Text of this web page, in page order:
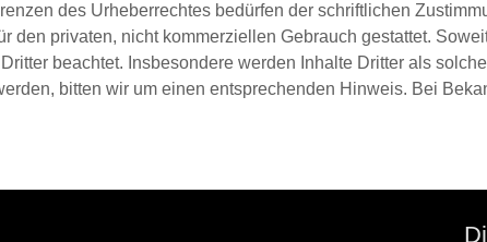
des Urheberrechtes bedürfen der schriftlichen
den privaten, nicht kommerziellen Gebrauch gestattet.
beachtet. Insbesondere werden Inhalte Dritter als
bitten wir um einen entsprechenden Hinweis. Bei